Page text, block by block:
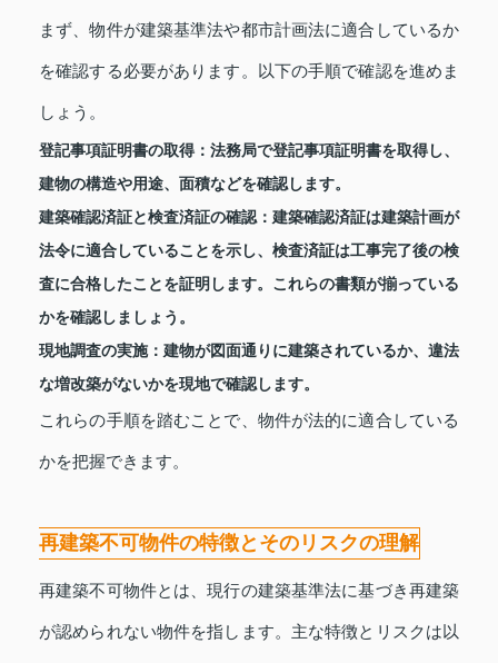
まず、物件が建築基準法や都市計画法に適合しているか
を確認する必要があります。以下の手順で確認を進めま
しょう。
登記事項証明書の取得： 法務局で登記事項証明書を取得し、
建物の構造や用途、面積などを確認します。
建築確認済証と検査済証の確認： 建築確認済証は建築計画が
法令に適合していることを示し、検査済証は工事完了後の検
査に合格したことを証明します。これらの書類が揃っている
かを確認しましょう。
現地調査の実施： 建物が図面通りに建築されているか、違法
な増改築がないかを現地で確認します。
これらの手順を踏むことで、物件が法的に適合している
かを把握できます。
再建築不可物件の特徴とそのリスクの理解
再建築不可物件とは、現行の建築基準法に基づき再建築
が認められない物件を指します。主な特徴とリスクは以